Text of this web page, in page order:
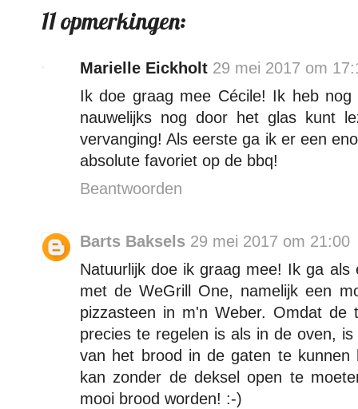
11 opmerkingen:
Marielle Eickholt 29 mei 2017 om
Ik doe graag mee Cécile! Ik heb nog
nauwelijks nog door het glas kunt
vervanging! Als eerste ga ik er een
absolute favoriet op de bbq!
Beantwoorden
Barts Baksels 29 mei 2017 om 21:00
Natuurlijk doe ik graag mee! Ik ga
met de WeGrill One, namelijk een
pizzasteen in m'n Weber. Omdat de
precies te regelen is als in de oven,
van het brood in de gaten te
kan zonder de deksel open te
mooi brood worden! :-)